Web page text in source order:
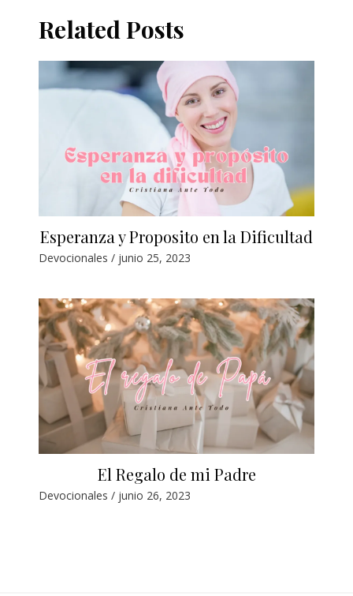
Related Posts
Esperanza y Proposito en la Dificultad
Devocionales / junio 25, 2023
El Regalo de mi Padre
Devocionales / junio 26, 2023